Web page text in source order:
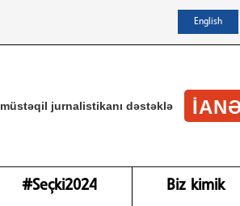
English
müstəqil jurnalistikanı dəstəklə
#Seçki2024 Biz kimik